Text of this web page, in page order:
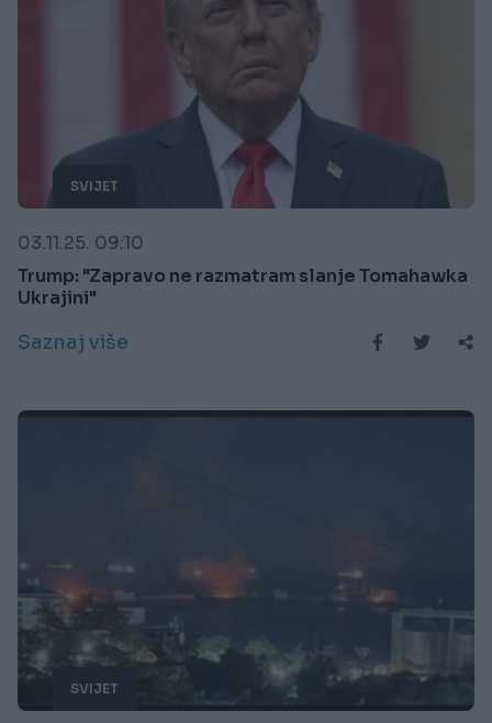
SVIJET
03.11.25. 09:10
Trump: "Zapravo ne razmatram slanje Tomahawka
Ukrajini"
Saznaj više
SVIJET